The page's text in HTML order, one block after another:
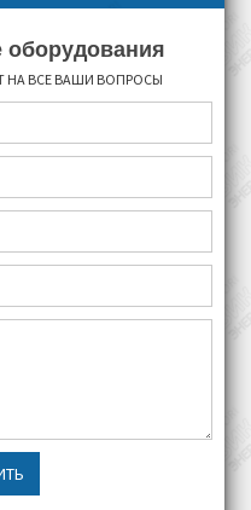
НА ВСЕ ВАШИ ВОПРОСЫ